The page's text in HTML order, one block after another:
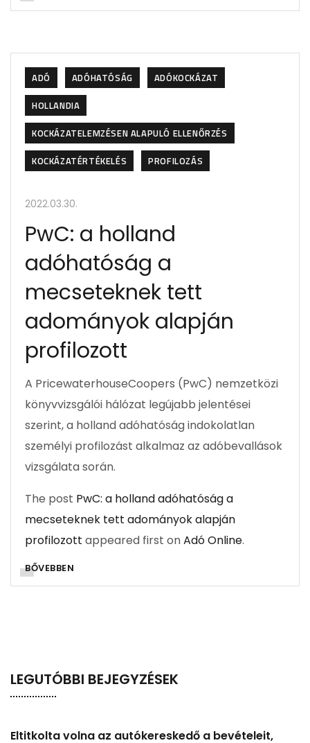
ADÓ ADÓHATÓSÁG
ADÓKOCKÁZAT
HOLLANDIA
KOCKÁZATELEMZÉSEN ALAPULÓ ELLENŐRZÉS
KOCKÁZATÉRTÉKELÉS
PROFILOZÁS
2022.03.30.
PwC: a holland
adóhatóság a
mecseteknek tett
adományok alapján
profilozott
A PricewaterhouseCoopers (PwC) nemzetközi
könyvvizsgálói hálózat legújabb jelentései
szerint, a holland adóhatóság indokolatlan
személyi profilozást alkalmaz az adóbevallások
vizsgálata során.
The post PwC: a holland adóhatóság a
mecseteknek tett adományok alapján
profilozott appeared first onAdó Online.
BŐVEBBEN
LEGUTÓBBI BEJEGYZÉSEK
Eltitkolta volna az autókereskedő a bevételeit,